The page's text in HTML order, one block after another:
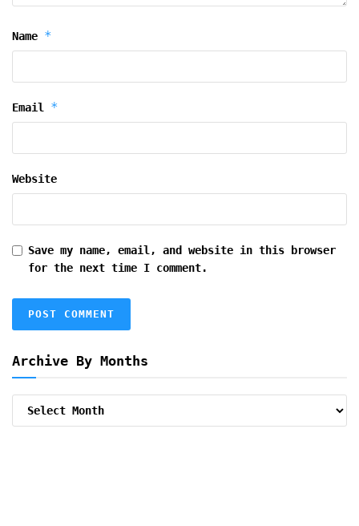
Name *
Email *
Website
Save my name, email, and website in this browser
for the next time I comment.
Archive By Months